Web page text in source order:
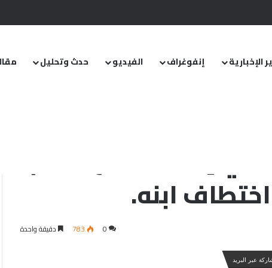
ومشروع قانون خاص إلى مجلس الشعب
الإخبارية إنفوغراف الفيديو حدث وتحليل
ابنه.
0
783 دقيقة واحدة
عبر البريد